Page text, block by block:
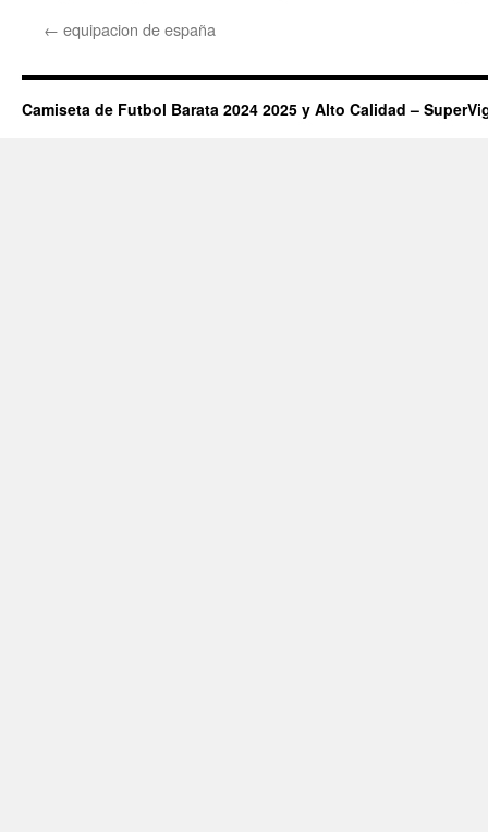
← equipacion de españa
Camiseta de Futbol Barata 2024 2025 y Alto Calidad –